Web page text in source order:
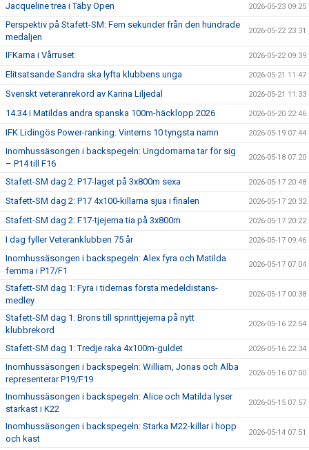
Jacqueline trea i Täby Open 2026-05-23 09:25
Perspektiv på Stafett-SM: Fem sekunder från den hundrade
medaljen
2026-05-22 23:31
IFKarna i Vårruset 2026-05-22 09:39
Elitsatsande Sandra ska lyfta klubbens unga 2026-05-21 11:47
Svenskt veteranrekord av Karina Liljedal 2026-05-21 11:33
14.34 i Matildas andra spanska 100m-häcklopp 2026 2026-05-20 22:46
IFK Lidingös Power-ranking: Vinterns 10 tyngsta namn 2026-05-19 07:44
Inomhussäsongen i backspegeln: Ungdomarna tar för sig
– P14 till F16
2026-05-18 07:20
Stafett-SM dag 2: P17-laget på 3x800m sexa 2026-05-17 20:48
Stafett-SM dag 2: P17 4x100-killarna sjua i finalen 2026-05-17 20:32
Stafett-SM dag 2: F17-tjejerna tia på 3x800m 2026-05-17 20:22
I dag fyller Veteranklubben 75 år 2026-05-17 09:46
Inomhussäsongen i backspegeln: Alex fyra och Matilda
femma i P17/F1
2026-05-17 07:04
Stafett-SM dag 1: Fyra i tidernas första medeldistans-
medley
2026-05-17 00:38
Stafett-SM dag 1: Brons till sprinttjejerna på nytt
klubbrekord
2026-05-16 22:54
Stafett-SM dag 1: Tredje raka 4x100m-guldet 2026-05-16 22:34
Inomhussäsongen i backspegeln: William, Jonas och Alba
representerar P19/F19
2026-05-16 07:00
Inomhussäsongen i backspegeln: Alice och Matilda lyser
starkast i K22
2026-05-15 07:57
Inomhussäsongen i backspegeln: Starka M22-killar i hopp
och kast
2026-05-14 07:51